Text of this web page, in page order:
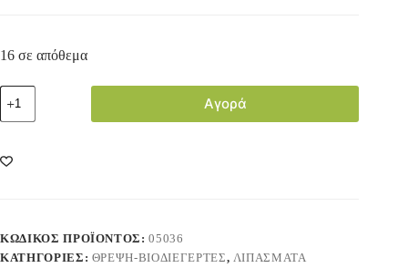
16 σε απόθεμα
Αγορά
ΚΩΔΙΚΌΣ ΠΡΟΪΌΝΤΟΣ:05036
ΚΑΤΗΓΟΡΊΕΣ: ΘΡΕΨΗ-ΒΙΟΔΙΕΓΕΡΤΕΣ, ΛΙΠΑΣΜΑΤΑ